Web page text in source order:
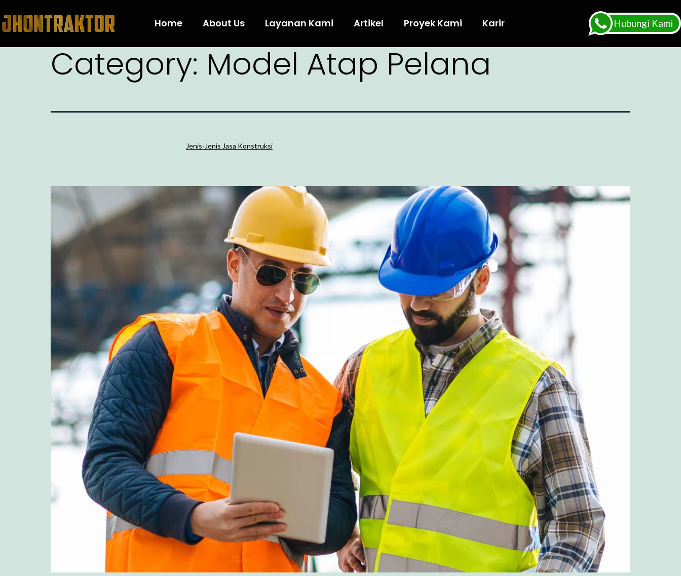
Home About Us Layanan Kami Artikel Proyek Kami Karir Hubungi Kami
Category: Model Atap Pelana
Jenis-Jenis Jasa Konstruksi